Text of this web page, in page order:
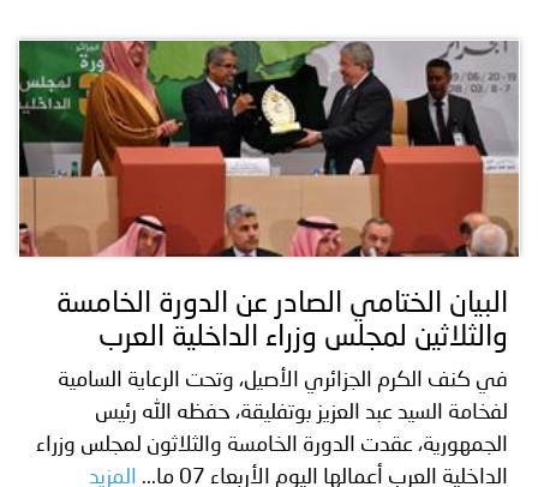
البيان الختامي الصادر عن الدورة الخامسة
والثلاثين لمجلس وزراء الداخلية العرب
في كنف الكرم الجزائري الأصيل، وتحت الرعاية السامية
لفخامة السيد عبد العزيز بوتفليقة، حفظه الله رئيس
الجمهورية، عقدت الدورة الخامسة والثلاثون لمجلس وزراء
الداخلية العرب أعمالها اليوم الأربعاء 07 ما...
المزيد